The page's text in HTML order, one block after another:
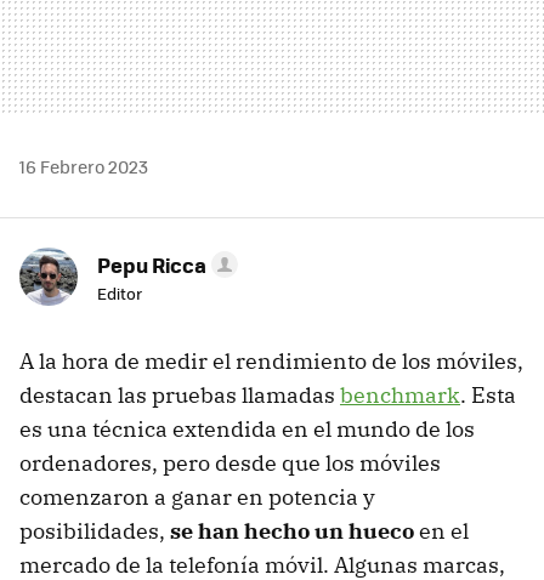
16 Febrero 2023
Pepu Ricca
Editor
A la hora de medir el rendimiento de los móviles,
destacan las pruebas llamadas benchmark. Esta
es una técnica extendida en el mundo de los
ordenadores, pero desde que los móviles
comenzaron a ganar en potencia y
posibilidades, se han hecho un huecoen el
mercado de la telefonía móvil. Algunas marcas,